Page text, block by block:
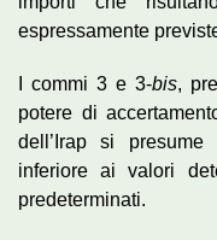
espressamente
I commi 3 e 3-bis,
potere di
dell’Irap si
inferiore ai valori
predeterminati.